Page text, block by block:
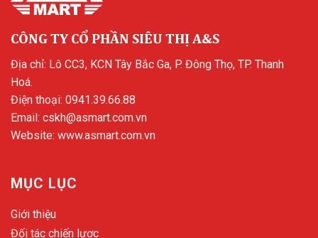
CÔNG TY CỔ PHẦN SIÊU THỊ A&S
Địa chỉ: Lô CC3, KCN Tây Bắc Ga, P. Đông Thọ, TP. Thanh
Hoá.
Điện thoại: 0941.39.66.88
Email: cskh@asmart.com.vn
Website: www.asmart.com.vn
MỤC LỤC
Giới thiệu
Đối tác chiến lược